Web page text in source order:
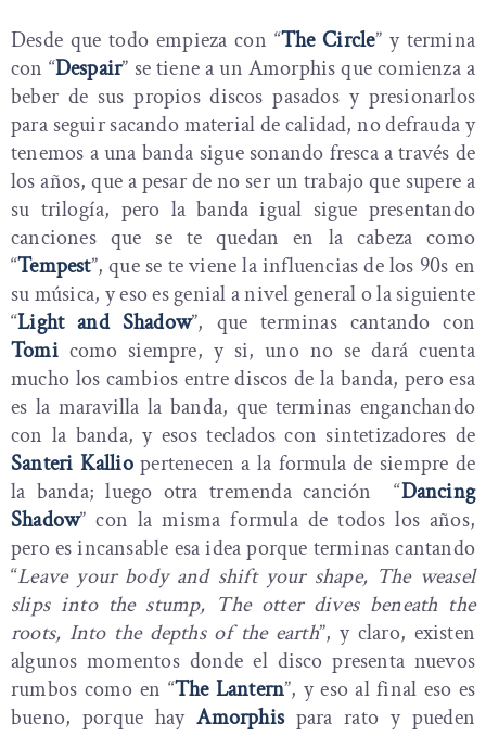
Desde que todo empieza con “The Circle” y termina
con “Despair” se tiene a un Amorphis que comienza a
beber de sus propios discos pasados y presionarlos
para seguir sacando material de calidad, no defrauda y
tenemos a una banda sigue sonando fresca a través de
los años, que a pesar de no ser un trabajo que supere a
su trilogía, pero la banda igual sigue presentando
canciones que se te quedan en la cabeza como
“Tempest”, que se te viene la influencias de los 90s en
su música, y eso es genial a nivel general o la siguiente
“Light and Shadow”, que terminas cantando con
Tomicomo siempre, y si, uno no se dará cuenta
mucho los cambios entre discos de la banda, pero esa
es la maravilla la banda, que terminas enganchando
con la banda, y esos teclados con sintetizadores de
Santeri Kalliopertenecen a la formula de siempre de
la banda; luego otra tremenda canción “Dancing
Shadow” con la misma formula de todos los años,
pero es incansable esa idea porque terminas cantando
“Leave your body and shift your shape, The weasel
slips into the stump, The otter dives beneath the
roots, Into the depths of the earth”, y claro, existen
algunos momentos donde el disco presenta nuevos
rumbos como en “The Lantern”, y eso al final eso es
bueno, porque hayAmorphispara rato y pueden